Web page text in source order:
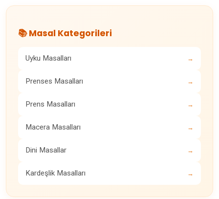
📚 Masal Kategorileri
Uyku Masalları →
Prenses Masalları →
Prens Masalları →
Macera Masalları →
Dini Masallar →
Kardeşlik Masalları →